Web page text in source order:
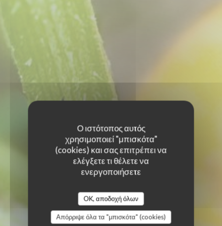
Ο ιστότοπος αυτός
χρησιμοποιεί "μπισκότα"
(cookies) και σας επιτρέπει να
ελέγξετε τι θέλετε να
ενεργοποιήσετε
OK, αποδοχή όλων
Απόρριψε όλα τα "μπισκότα" (cookies)